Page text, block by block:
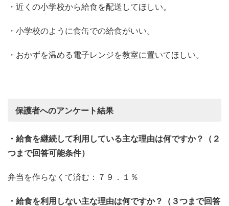
・近くの小学校から給食を配送してほしい。
・小学校のように食缶での給食がいい。
・おかずを温める電子レンジを教室に置いてほしい。
保護者へのアンケート結果
・給食を継続して利用している主な理由は何ですか？（２
つまで回答可能条件）
弁当を作らなくて済む：７９．１％
・給食を利用しない主な理由は何ですか？（３つまで回答